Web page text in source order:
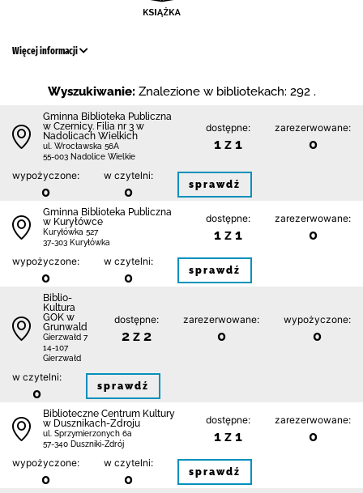
Więcej informacji
Wyszukiwanie: Znalezione w bibliotekach: 292 .
Gminna Biblioteka Publiczna
w Czernicy. Filia nr 3 w
Nadolicach Wielkich
ul. Wrocławska 56A
55-003 Nadolice Wielkie
dostępne:
1 z 1
zarezerwowane:
0
wypożyczone:
0
w czytelni:
0 sprawdź
Gminna Biblioteka Publiczna
w Kuryłówce
Kuryłówka 527
37-303 Kuryłówka
dostępne:
1 z 1
zarezerwowane:
0
wypożyczone:
0
w czytelni:
0 sprawdź
Biblio-
Kultura
GOK w
Grunwald
Gierzwałd 7
14-107
Gierzwałd
dostępne:
2 z 2
zarezerwowane:
0
wypożyczone:
0
w czytelni:
0 sprawdź
Biblioteczne Centrum Kultury
w Dusznikach-Zdroju
ul. Sprzymierzonych 6a
57-340 Duszniki-Zdrój
dostępne:
1 z 1
zarezerwowane:
0
wypożyczone:
0
w czytelni:
0 sprawdź